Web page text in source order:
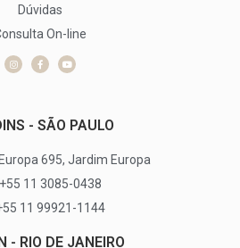
Dúvidas
On-line
- SÃO PAULO
695, Jardim Europa
+55 11 3085-0438
11 99921-1144
- RIO DE JANEIRO